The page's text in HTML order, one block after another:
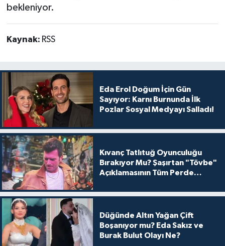
bekleniyor.
Kaynak: RSS
Eda Erol Doğum İçin Gün
Sayıyor: Karnı Burnunda İlk
Pozlar Sosyal Medyayı Salladı!
Kıvanç Tatlıtuğ Oyunculuğu
Bırakıyor Mu? Şaşırtan "Tövbe"
Açıklamasının Tüm Perde
Düğünde Altın Yağan Çift
Boşanıyor mu? Eda Sakız ve
Burak Bulut Olayı Ne?